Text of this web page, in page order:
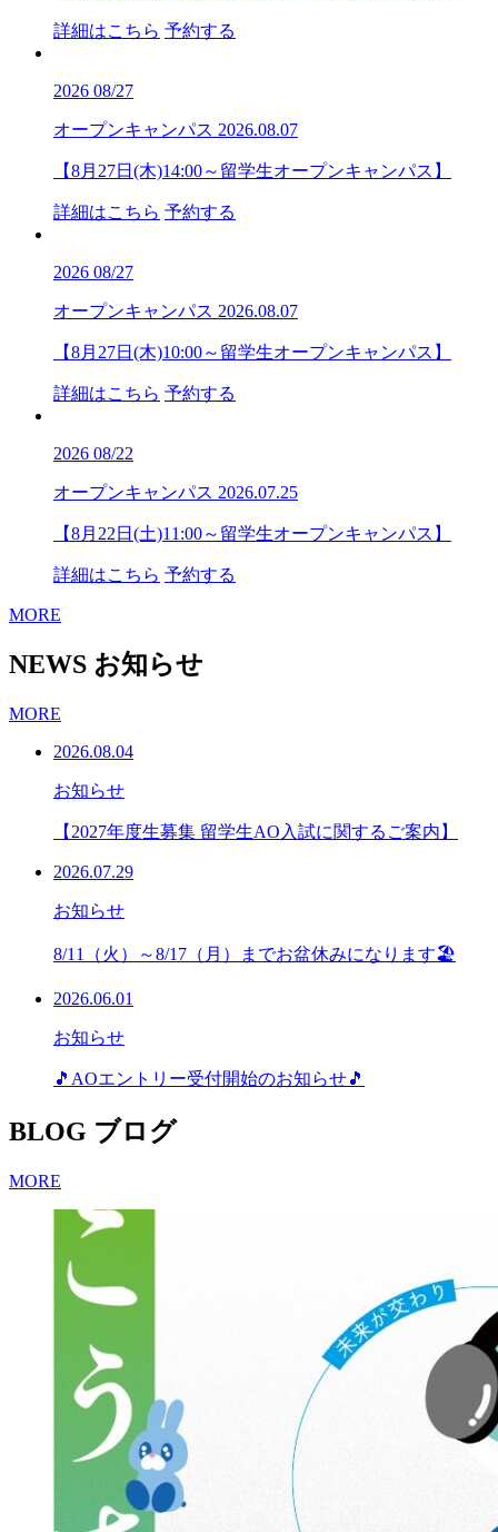
詳細はこちら 予約する
2026 08/27
オープンキャンパス 2026.08.07
【8月27日(木)14:00～留学生オープンキャンパス】
詳細はこちら 予約する
2026 08/27
オープンキャンパス 2026.08.07
【8月27日(木)10:00～留学生オープンキャンパス】
詳細はこちら 予約する
2026 08/22
オープンキャンパス 2026.07.25
【8月22日(土)11:00～留学生オープンキャンパス】
詳細はこちら 予約する
MORE
NEWS お知らせ
MORE
2026.08.04
お知らせ
【2027年度生募集 留学生AO入試に関するご案内】
2026.07.29
お知らせ
8/11（火）～8/17（月）までお盆休みになります🏖
2026.06.01
お知らせ
🎵AOエントリー受付開始のお知らせ🎵
BLOG ブログ
MORE